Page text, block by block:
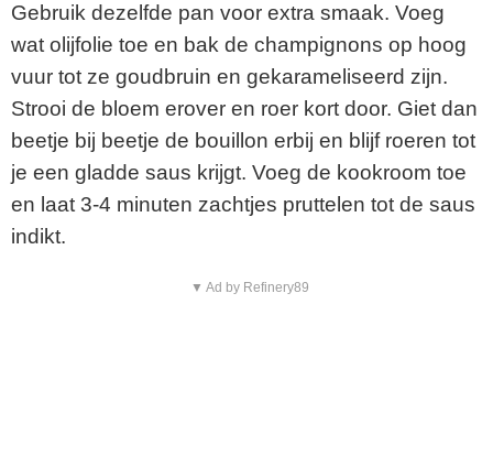
Gebruik dezelfde pan voor extra smaak. Voeg
wat olijfolie toe en bak de champignons op hoog
vuur tot ze goudbruin en gekarameliseerd zijn.
Strooi de bloem erover en roer kort door. Giet dan
beetje bij beetje de bouillon erbij en blijf roeren tot
je een gladde saus krijgt. Voeg de kookroom toe
en laat 3-4 minuten zachtjes pruttelen tot de saus
indikt.
▼ Ad by Refinery89